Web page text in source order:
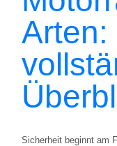
Arten:
Sicherheit beginnt am